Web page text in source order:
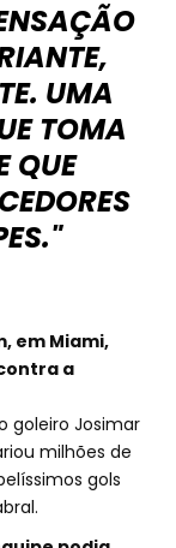
UMA
TOMA
QUE
em Miami,
a
goleiro Josimar
milhões de
gols